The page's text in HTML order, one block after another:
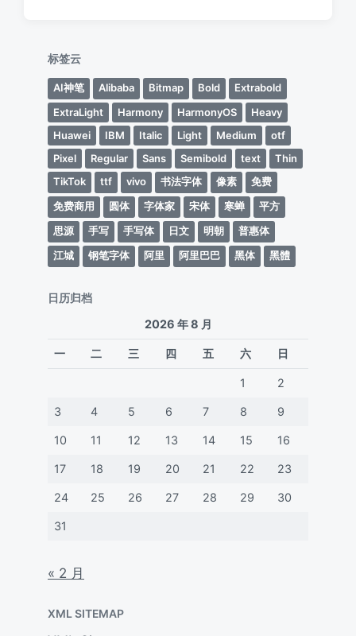
标签云
AI神笔 Alibaba Bitmap Bold
Extrabold
ExtraLight
Harmony HarmonyOS
Heavy
Huawei
IBM Italic Light Medium
otf
Pixel
Regular Sans Semibold text
Thin
TikTok
ttf vivo 书法字体 像素
免费
免费商用
圆体 字体家 宋体 寒蝉
平方
思源
手写 手写体 日文 明朝
普惠体
江城
钢笔字体 阿里 阿里巴巴 黑体 黑體
日历归档
2026 年 8 月
一 二 三 四 五 六 日
1 2
3 4 5 6 7 8 9
10 11 12 13 14 15 16
17 18 19 20 21 22 23
24 25 26 27 28 29 30
31
« 2 月
XML SITEMAP